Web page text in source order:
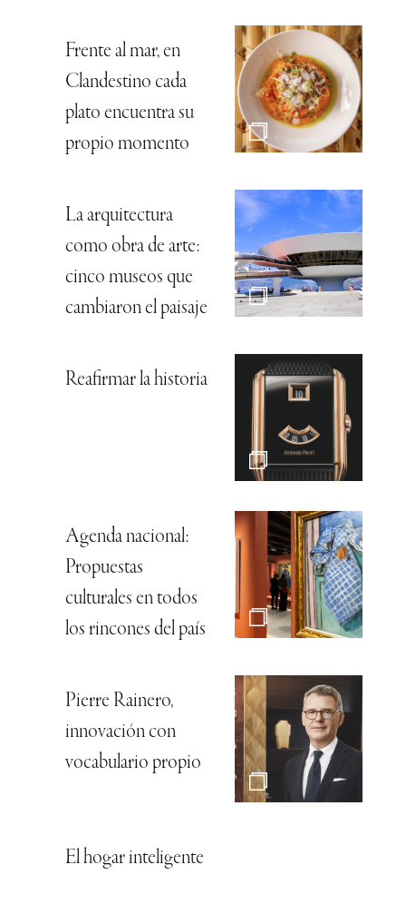
Frente al mar, en
Clandestino cada
plato encuentra su
propio momento
La arquitectura
como obra de arte:
cinco museos que
cambiaron el paisaje
Reafirmar la historia
Agenda nacional:
Propuestas
culturales en todos
los rincones del país
Pierre Rainero,
innovación con
vocabulario propio
El hogar inteligente